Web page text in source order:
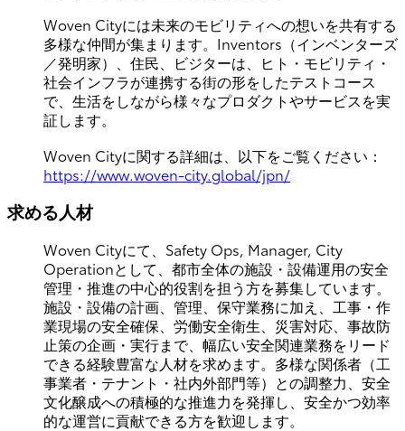
Woven Cityには未来のモビリティへの想いを共有する
多様な仲間が集まります。Inventors（インベンターズ
／発明家）、住民、ビジターは、ヒト・モビリティ・
社会インフラが連携する街の形をしたテストコース
で、生活をしながら様々なプロダクトやサービスを実
証します。
Woven Cityに関する詳細は、以下をご覧ください：
https://www.woven-city.global/jpn/
求める人材
Woven Cityにて、Safety Ops, Manager, City
Operationとして、都市全体の施設・設備運用の安全
管理・推進の中心的役割を担う方を募集しています。
施設・設備の計画、管理、保守業務に加え、工事・作
業現場の安全確保、労働安全衛生、災害対応、事故防
止策の企画・実行まで、幅広い安全関連業務をリード
できる経験豊富な人材を求めます。多様な関係者（工
事業者・テナント・社内外部門等）との調整力、安全
文化醸成への積極的な推進力を発揮し、安全かつ効率
的な運営に貢献できる方を歓迎します。